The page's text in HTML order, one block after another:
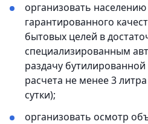
организовать
гарантированного
бытовых целей в
специализированным
раздачу
расчета не менее 3
сутки);
организовать осмотр